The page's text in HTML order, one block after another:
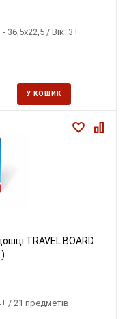
36,5x22,5 / Вік: 3+
У КОШИК
TRAVEL BOARD
/ 21 предметів